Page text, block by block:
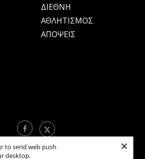
to send web push
desktop.
×
ΔΙΕΘΝΗ
ΑΘΛΗΤΙΣΜΟΣ
ΑΠΟΨΕΙΣ